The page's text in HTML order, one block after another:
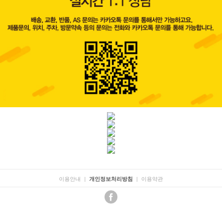
이용안내 | 개인정보처리방침 | 이용약관